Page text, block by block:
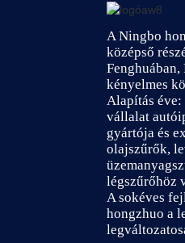
A Ningbo
középső
kényelmes
Alapítás
vállalat
gyártója és
olajszűrők,
légszűrőhöz
A sokéves
hongzhuo a